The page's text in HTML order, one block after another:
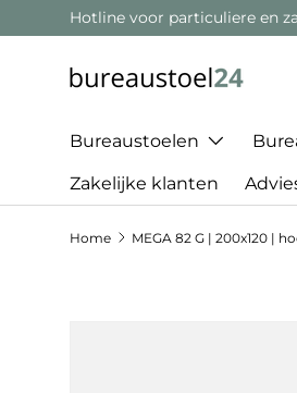
Ga naar inhoud
Hotline voor particuliere en
Bureaustoelen
Zakelijke klanten
Home